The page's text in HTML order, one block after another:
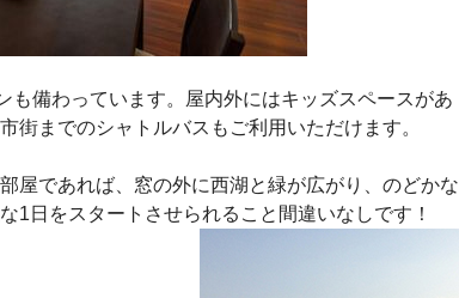
備わっています。屋内外にはキッズスペースがあ
街までのシャトルバスもご利用いただけます。
屋であれば、窓の外に西湖と緑が広がり、のどかな
1日をスタートさせられること間違いなしです！